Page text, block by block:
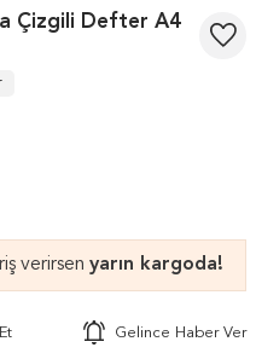
Çizgili Defter A4
verirsen yarın kargoda!
Gelince Haber Ver